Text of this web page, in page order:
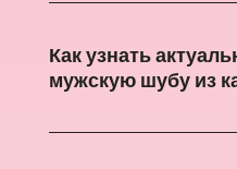
Как узнать
мужскую шубу из